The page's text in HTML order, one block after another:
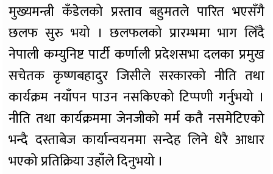
मुख्यमन्त्री कँडेलको प्रस्ताव बहुमतले पारित भएसँगै
छलफ सुरु भयो । छलफलको प्रारम्भमा भाग लिँदै
नेपाली कम्युनिष्ट पार्टी कर्णाली प्रदेशसभा दलका प्रमुख
सचेतक कृष्णबहादुर जिसीले सरकारको नीति तथा
कार्यक्रम नयाँपन पाउन नसकिएको टिप्पणी गर्नुभयो ।
नीति तथा कार्यक्रममा जेनजीको मर्म कतै नसमेटिएको
भन्दै दस्ताबेज कार्यान्वयनमा सन्देह लिने धेरै आधार
भएको प्रतिक्रिया उहाँले दिनुभयो ।